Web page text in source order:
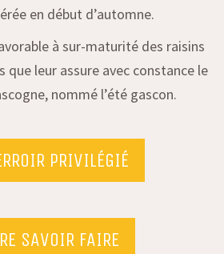
en début d’automne.
à sur-maturité des raisins
que leur assure avec constance le
nommé l’été gascon.
PRIVILÉGIÉ
SAVOIR FAIRE